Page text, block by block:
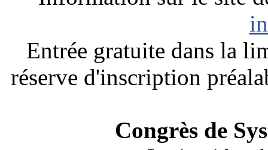
Entrée gratuite dans la
réserve d'inscription
Congrès de